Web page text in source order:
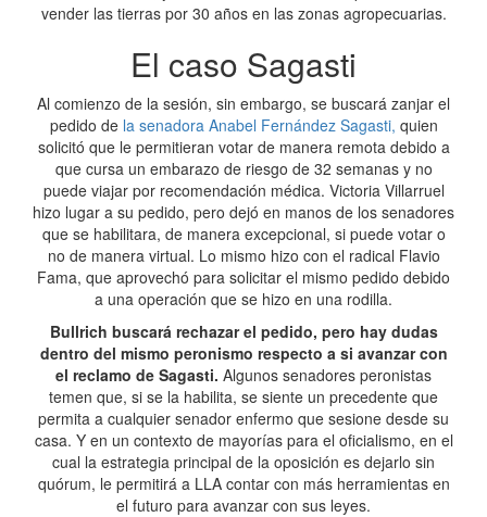
vender las tierras por 30 años en las zonas agropecuarias.
El caso Sagasti
Al comienzo de la sesión, sin embargo, se buscará zanjar el
pedido de la senadora Anabel Fernández Sagasti, quien
solicitó que le permitieran votar de manera remota debido a
que cursa un embarazo de riesgo de 32 semanas y no
puede viajar por recomendación médica. Victoria Villarruel
hizo lugar a su pedido, pero dejó en manos de los senadores
que se habilitara, de manera excepcional, si puede votar o
no de manera virtual. Lo mismo hizo con el radical Flavio
Fama, que aprovechó para solicitar el mismo pedido debido
a una operación que se hizo en una rodilla.
Bullrich buscará rechazar el pedido, pero hay dudas
dentro del mismo peronismo respecto a si avanzar con
el reclamo de Sagasti. Algunos senadores peronistas
temen que, si se la habilita, se siente un precedente que
permita a cualquier senador enfermo que sesione desde su
casa. Y en un contexto de mayorías para el oficialismo, en el
cual la estrategia principal de la oposición es dejarlo sin
quórum, le permitirá a LLA contar con más herramientas en
el futuro para avanzar con sus leyes.